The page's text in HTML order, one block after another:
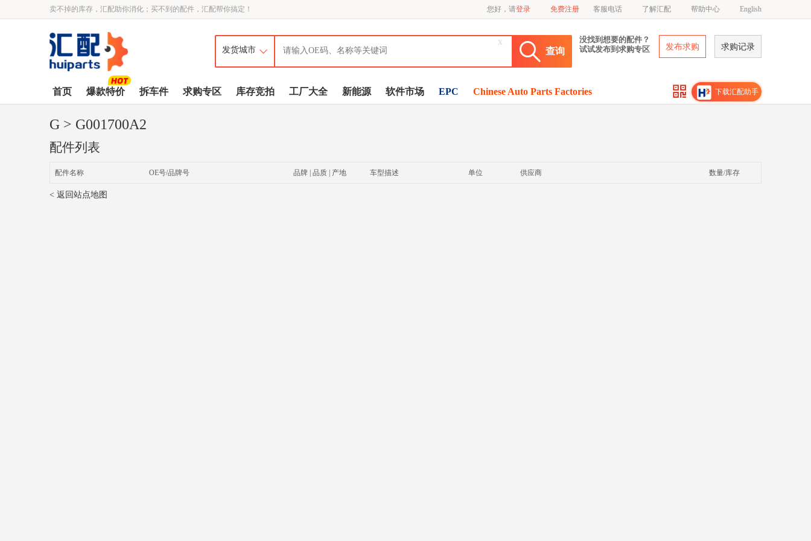
卖不掉的库存，汇配助你消化；买不到的配件，汇配帮你搞定！ 您好，请登录 免费注册 客服电话 了解汇配 帮助中心 English
查询
x
没找到想要的配件？
试试发布到求购专区
发布求购 求购记录
首页 爆款特价 拆车件 求购专区 库存竞拍 工厂大全 新能源 软件市场 EPC Chinese Auto Parts Factories 下载汇配助手
G > G001700A2
配件列表
配件名称 OE号/品牌号 品牌 | 品质 | 产地 车型描述 单位 供应商 数量/库存
< 返回站点地图